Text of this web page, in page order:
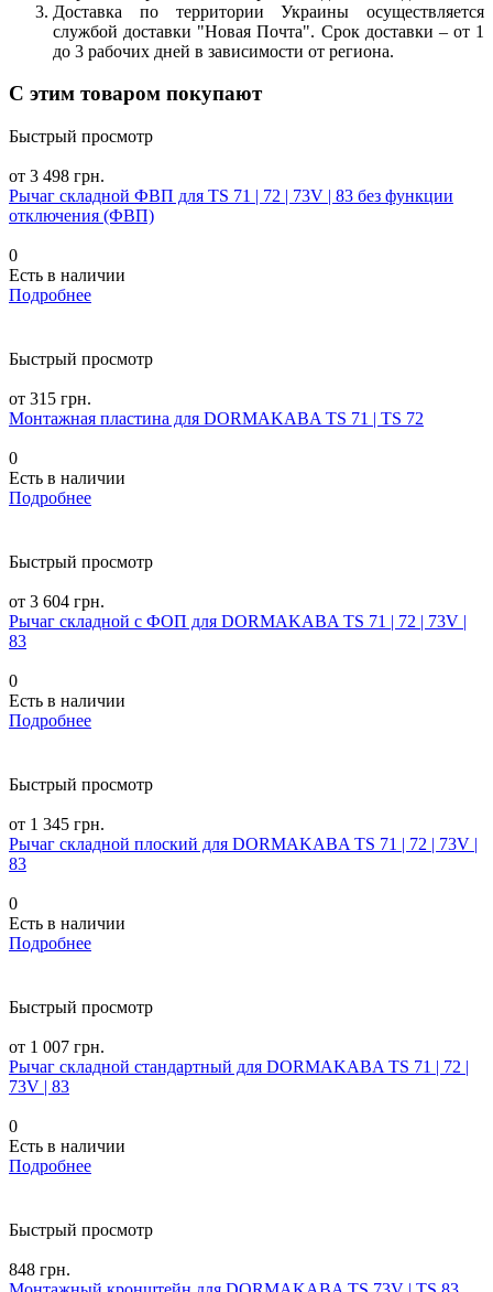
Доставка по территории Украины осуществляется
службой доставки "Новая Почта". Срок доставки – от 1
до 3 рабочих дней в зависимости от региона.
С этим товаром покупают
Быстрый просмотр
от 3 498 грн.
Рычаг складной ФВП для TS 71 | 72 | 73V | 83 без функции
отключения (ФВП)
0
Есть в наличии
Подробнее
Быстрый просмотр
от 315 грн.
Монтажная пластина для DORMAKABA TS 71 | TS 72
0
Есть в наличии
Подробнее
Быстрый просмотр
от 3 604 грн.
Рычаг складной c ФОП для DORMAKABA TS 71 | 72 | 73V |
83
0
Есть в наличии
Подробнее
Быстрый просмотр
от 1 345 грн.
Рычаг складной плоский для DORMAKABA TS 71 | 72 | 73V |
83
0
Есть в наличии
Подробнее
Быстрый просмотр
от 1 007 грн.
Рычаг складной стандартный для DORMAKABA TS 71 | 72 |
73V | 83
0
Есть в наличии
Подробнее
Быстрый просмотр
848 грн.